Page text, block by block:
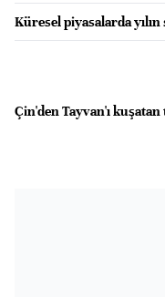
Küresel piyasalarda
Çin'den Tayvan'ı